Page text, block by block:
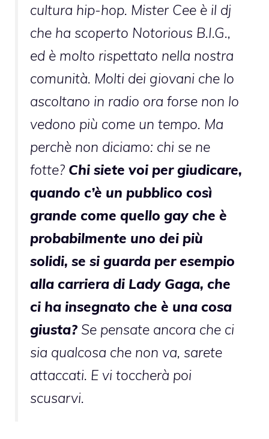
cultura hip-hop. Mister Cee è il dj
che ha scoperto Notorious B.I.G.,
ed è molto rispettato nella nostra
comunità. Molti dei giovani che lo
ascoltano in radio ora forse non lo
vedono più come un tempo. Ma
perchè non diciamo: chi se ne
fotte? Chi siete voi per giudicare,
quando c’è un pubblico così
grande come quello gay che è
probabilmente uno dei più
solidi, se si guarda per esempio
alla carriera di Lady Gaga, che
ci ha insegnato che è una cosa
giusta? Se pensate ancora che ci
sia qualcosa che non va, sarete
attaccati. E vi toccherà poi
scusarvi.